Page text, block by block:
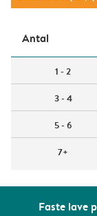
Faste lave
Antal
1 - 2
3 - 4
5 - 6
7+